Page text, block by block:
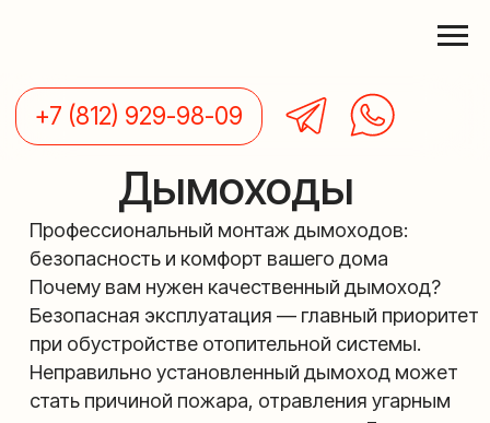
+7 (812) 929-98-09
Дымоходы
безопасность и комфорт вашего дома
Почему вам нужен качественный дымоход?
Безопасная эксплуатация — главный приоритет
при обустройстве отопительной системы.
Неправильно установленный дымоход может
стать причиной пожара, отравления угарным
газом или задымления помещения. Доверьте
монтаж профессионалам, и вы получите
надежную защиту для себя и своей семьи.
Наши преимущества
Опыт и квалификация. Работаем по всем
нормативам безопасности: СНиП, СП, ВДПО